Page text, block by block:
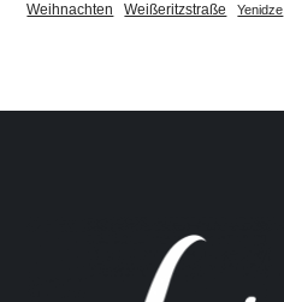
Weihnachten Weißeritzstraße Yenidze